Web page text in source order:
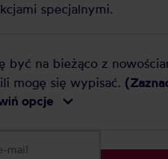
specjalnymi.
być na bieżąco z
mogę się wypisać.
opcje